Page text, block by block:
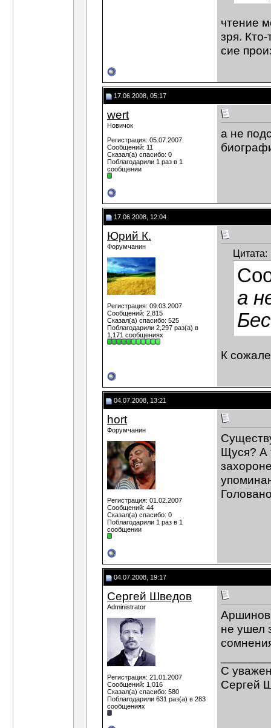
чтение
зря.
сие
17.06.2008, 05:17
wert
Новичок
Регистрация: 05.07.2007
Сообщений: 11
Сказал(а) спасибо: 0
Поблагодарили 1 раз в 1
сообщении
а не
17.06.2008, 12:04
Юрий К.
Форумчанин
Регистрация: 09.03.2007
Сообщений: 2,815
Сказал(а) спасибо: 525
Поблагодарили 2,297 раз(а) в
1,171 сообщениях
Цитата:
а
К
04.07.2008, 13:21
hort
Форумчанин
Регистрация: 01.02.2007
Сообщений: 44
Сказал(а) спасибо: 0
Поблагодарили 1 раз в 1
сообщении
Щуся? А
04.07.2008, 19:17
Сергей Шведов
Administrator
Регистрация: 21.01.2007
Сообщений: 1,016
Сказал(а) спасибо: 580
Поблагодарили 631 раз(а) в 283
сообщениях
не ушел
C
Сергей